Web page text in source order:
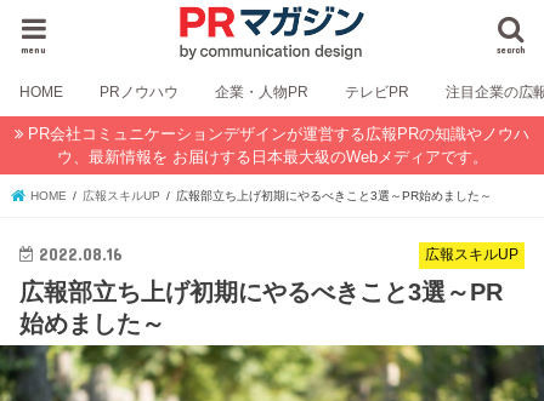
search
menu
HOME PRノウハウ 企業・人物PR テレビPR 注目企業の広
PR会社コミュニケーションデザインが運営する広報PRの知識やノウハ
ウ、最新情報を お届けする日本最大級のWebメディアです。
HOME 広報スキルUP 広報部立ち上げ初期にやるべきこと3選～PR始めました～
広報スキルUP
2022.08.16
広報部立ち上げ初期にやるべきこと3選～PR
始めました～